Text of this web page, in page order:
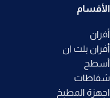
الأقسام
أفران
أفران بلت ان
أسطح
شفاطات
اجهزة المطبخ